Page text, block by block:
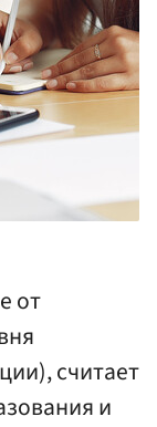
от
считает
и